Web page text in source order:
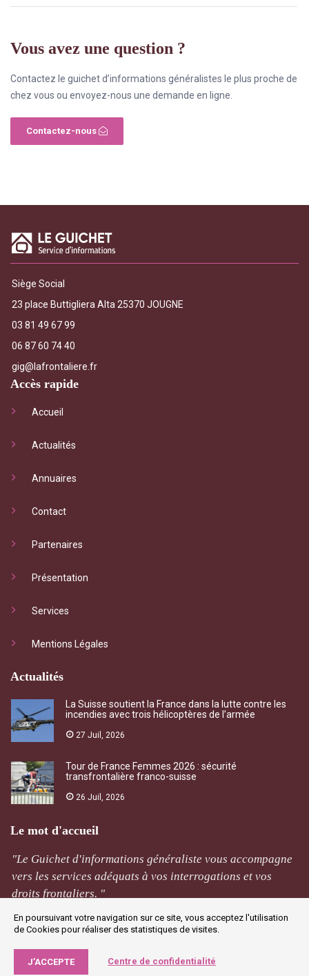
Vous avez une question ?
Contactez le guichet d’informations généralistes le plus proche de
chez vous ou envoyez-nous une demande en ligne.
Contactez-nous
Siège Social
23 place Buttigliera Alta 25370 JOUGNE
03 81 49 67 99
06 87 60 74 40
gig@lafrontaliere.fr
Accès rapide
Accueil
Actualités
Annuaires
Contact
Partenaires
Présentation
Services
Mentions Légales
Actualités
La Suisse soutient la France dans la lutte contre les
incendies avec trois hélicoptères de l’armée
27 Juil, 2026
Tour de France Femmes 2026 : sécurité
transfrontalière franco-suisse
26 Juil, 2026
Le mot d'accueil
"Le Guichet d'informations généraliste vous accompagne
vers les services adéquats à vos interrogations et vos
droits frontaliers. "
M Rivière Jougne
En poursuivant votre navigation sur ce site, vous acceptez l'utilisation
de Cookies pour réaliser des statistiques de visites.
J’ACCEPTE Centre de confidentialité